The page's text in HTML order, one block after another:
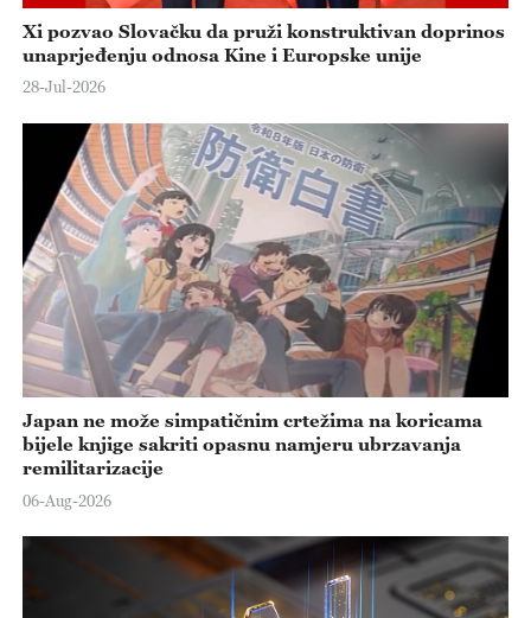
Xi pozvao Slovačku da pruži konstruktivan doprinos
unaprjeđenju odnosa Kine i Europske unije
28-Jul-2026
Japan ne može simpatičnim crtežima na koricama
bijele knjige sakriti opasnu namjeru ubrzavanja
remilitarizacije
06-Aug-2026